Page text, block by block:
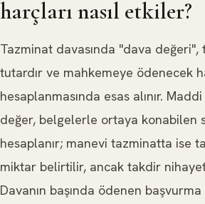
harçları nasıl etkiler?
Tazminat davasında "dava
tutardır ve mahkemeye ödenecek
hesaplanmasında esas alınır.
değer, belgelerle ortaya konabilen
hesaplanır; manevi tazminatta ise
miktar belirtilir, ancak takdir
Davanın başında ödenen başvurma